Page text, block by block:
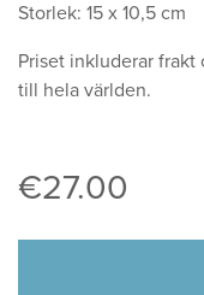
Storlek: 15 x 10,5 cm
Priset inkluderar
till hela världen.
€27.00